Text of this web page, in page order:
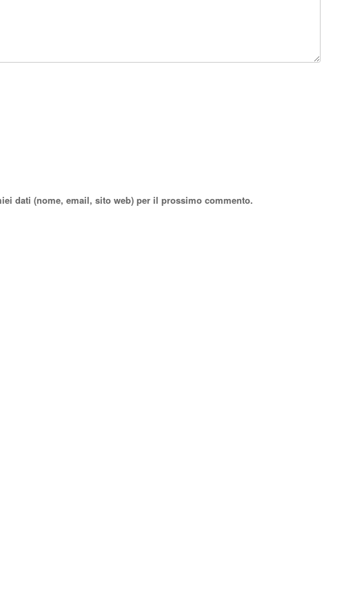
dati (nome, email, sito web) per il prossimo commento.